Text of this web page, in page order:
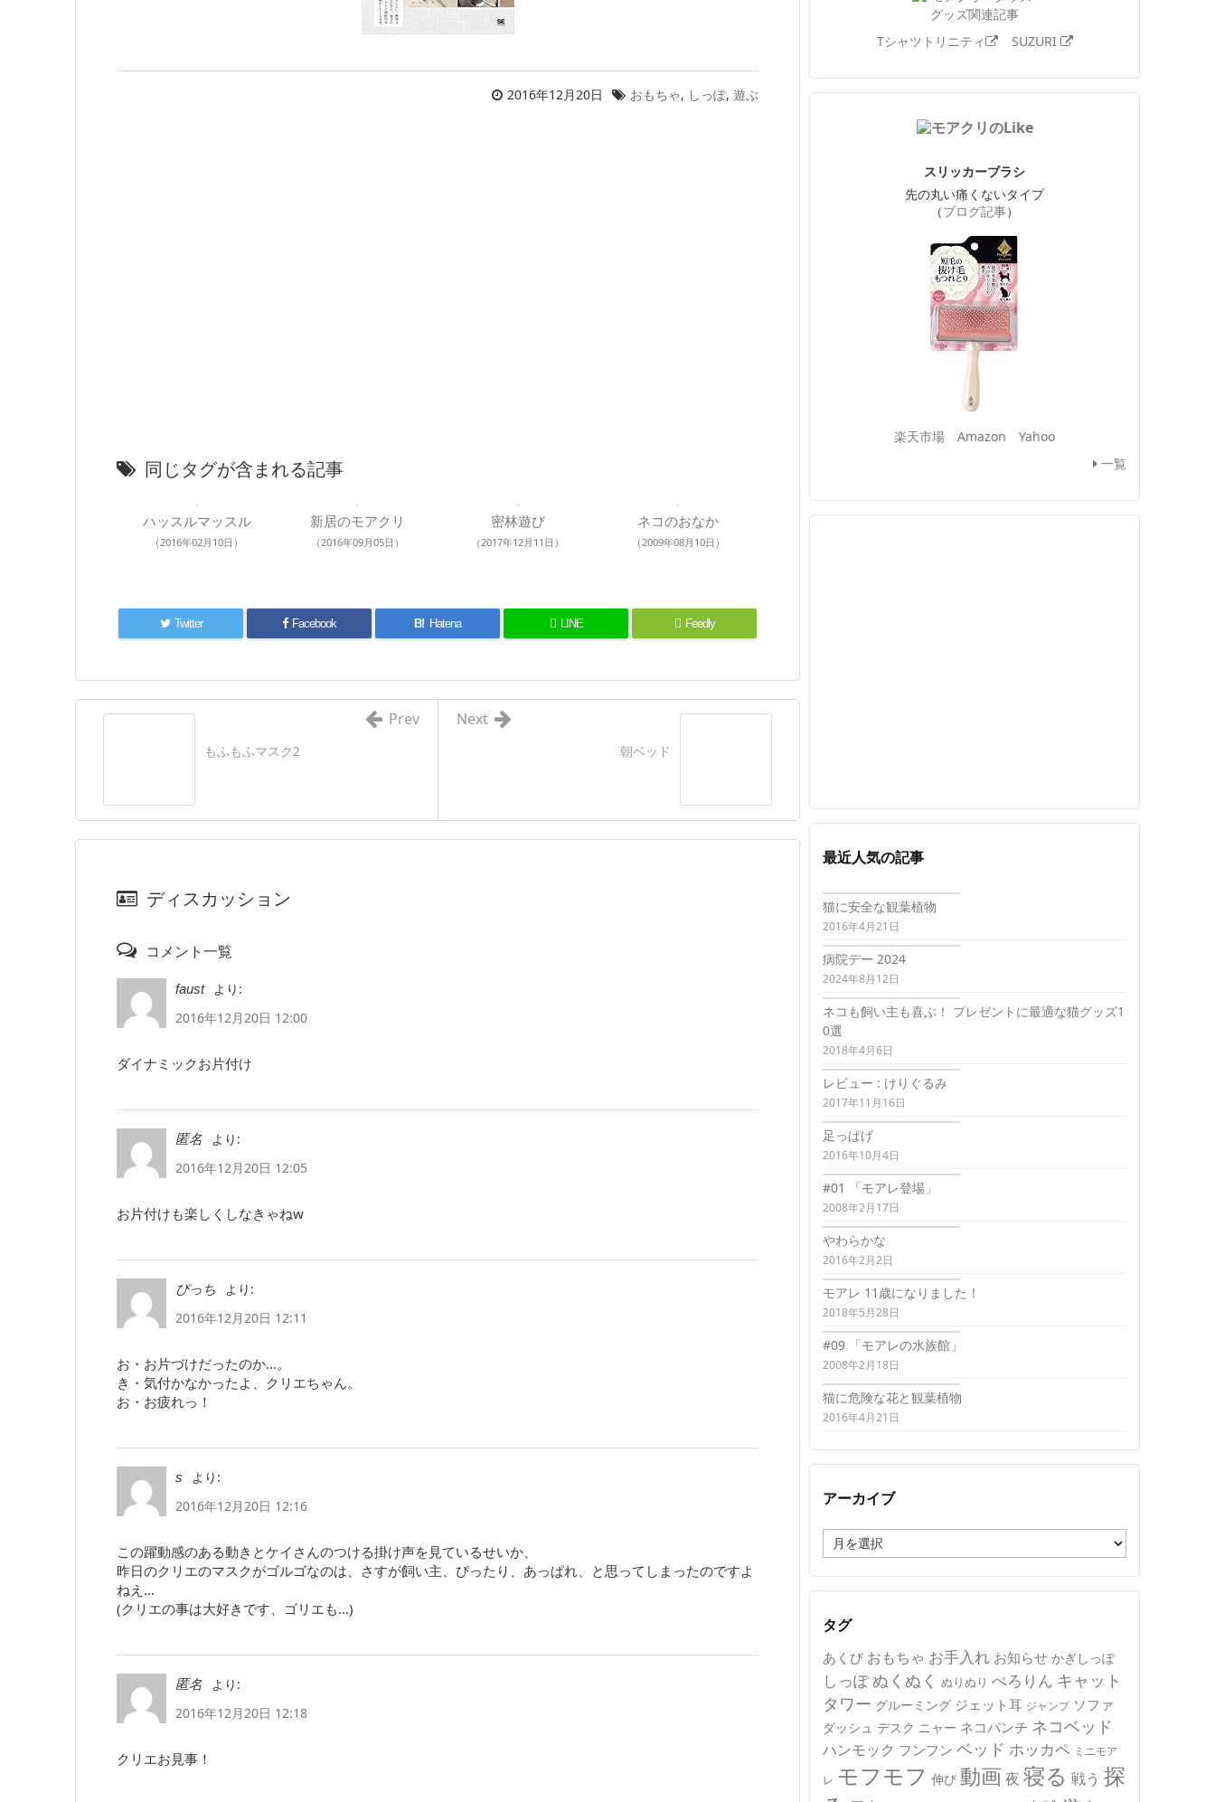
2016年12月20日 おもちゃ, しっぽ, 遊ぶ
同じタグが含まれる記事
ハッスルマッスル
（2016年02月10日）
新居のモアクリ
（2016年09月05日）
密林遊び
（2017年12月11日）
ネコのおなか
（2009年08月10日）
Twitter Facebook B! Hatena LINE Feedly
朝ベッド
Next
もふもふマスク2
Prev
ディスカッション
コメント一覧
faust
より:
2016年12月20日 12:00
ダイナミックお片付け
匿名
より:
2016年12月20日 12:05
お片付けも楽しくしなきゃねw
ぴっち
より:
2016年12月20日 12:11
お・お片づけだったのか…。
き・気付かなかったよ、クリエちゃん。
お・お疲れっ！
s
より:
2016年12月20日 12:16
この躍動感のある動きとケイさんのつける掛け声を見ているせいか、
昨日のクリエのマスクがゴルゴなのは、さすが飼い主、ぴったり、あっぱれ、と思ってしまったのですよ
ねえ…
(クリエの事は大好きです、ゴリエも…)
匿名
より:
2016年12月20日 12:18
クリエお見事！
グッズ関連記事
Tシャツトリニティ
SUZURI
スリッカーブラシ
先の丸い痛くないタイプ
（ブログ記事）
楽天市場 Amazon
Yahoo
一覧
最近人気の記事
猫に安全な観葉植物
2016年4月21日
病院デー 2024
2024年8月12日
ネコも飼い主も喜ぶ！ プレゼントに最適な猫グッズ1
0選
2018年4月6日
レビュー : けりぐるみ
2017年11月16日
足っぱげ
2016年10月4日
#01 「モアレ登場」
2008年2月17日
やわらかな
2016年2月2日
モアレ 11歳になりました！
2018年5月28日
#09 「モアレの水族館」
2008年2月18日
猫に危険な花と観葉植物
2016年4月21日
アーカイブ
ー
カ
イ
タグ
あくび おもちゃ お手入れ お知らせ かぎしっぽ
しっぽ ぬくぬく ぬりぬり ぺろりん キャット
タワー グルーミング ジェット耳 ジャンプ ソファ
ダッシュ デスク ニャー ネコパンチ ネコベッド
ハンモック フンフン ベッド ホッカペ ミニモア
レ モフモフ 伸び 動画 夜 寝る 戦う 探